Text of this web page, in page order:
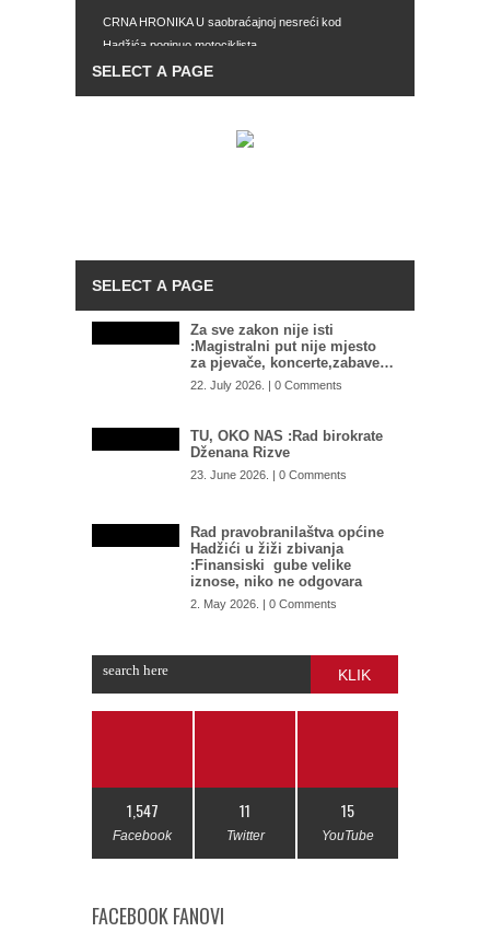
CRNA HRONIKA U saobraćajnoj nesreći kod
Hadžića poginuo motociklista
REAKCIJA Suljagić: Sad je jasno da iza napada na
je brutalno odbio njegovu ponudu. Otkrio je i
Za sve zakon nije isti
:Magistralni put nije mjesto
za pjevače, koncerte,zabave…
22. July 2026. | 0 Comments
TU, OKO NAS :Rad birokrate
Dženana Rizve
23. June 2026. | 0 Comments
Rad pravobranilaštva općine
Hadžići u žiži zbivanja
:Finansiski gube velike
iznose, niko ne odgovara
2. May 2026. | 0 Comments
KLIK
1,547
Facebook
11
Twitter
15
YouTube
FACEBOOK FANOVI